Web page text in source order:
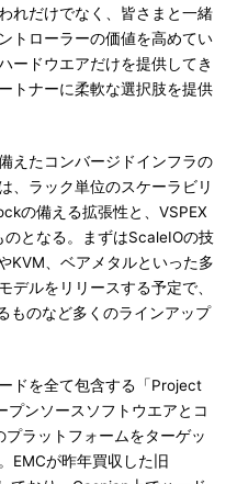
れだけでなく、皆さまと一緒
トローラーの価値を高めてい
ードウエアだけを提供してき
トナーに柔軟な選択肢を提供
えたコンバージドインフラの
、ラック単位のスケーラビリ
の備える拡張性と、VSPEX
となる。まずはScaleIOの技
KVM、ベアメタルといった多
デルをリリースする予定で、
ものなど多くのラインアップ
ドを全て包含する「Project
ンソースソフトウエアとコ
ラットフォームをターゲッ
EMCが昨年買収した旧